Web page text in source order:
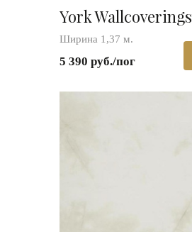
York Wallcoverings
Ширина 1,37 м.
5 390 руб./пог